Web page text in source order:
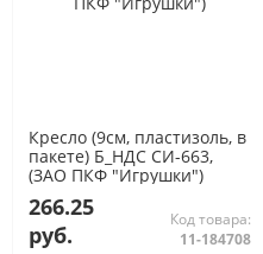
Кресло (9см, пластизоль, в
пакете) Б_НДС СИ-663,
(ЗАО ПКФ "Игрушки")
266.25
руб.
Код товара:
11-184708